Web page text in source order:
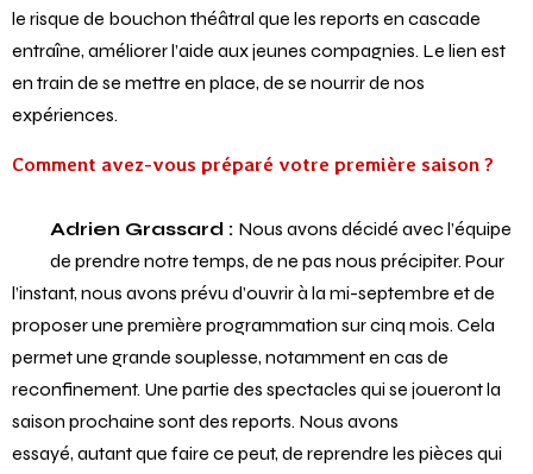
le risque de bouchon théâtral que les reports en cascade
entraîne, améliorer l’aide aux jeunes compagnies. Le lien est
en train de se mettre en place, de se nourrir de nos
expériences.
Comment avez-vous préparé votre première saison ?
Adrien Grassard : Nous avons décidé avec l’équipe
de prendre notre temps, de ne pas nous précipiter. Pour
l’instant, nous avons prévu d’ouvrir à la mi-septembre et de
proposer une première programmation sur cinq mois. Cela
permet une grande souplesse, notamment en cas de
reconfinement. Une partie des spectacles qui se joueront la
saison prochaine sont des reports. Nous avons
essayé, autant que faire ce peut, de reprendre les pièces qui